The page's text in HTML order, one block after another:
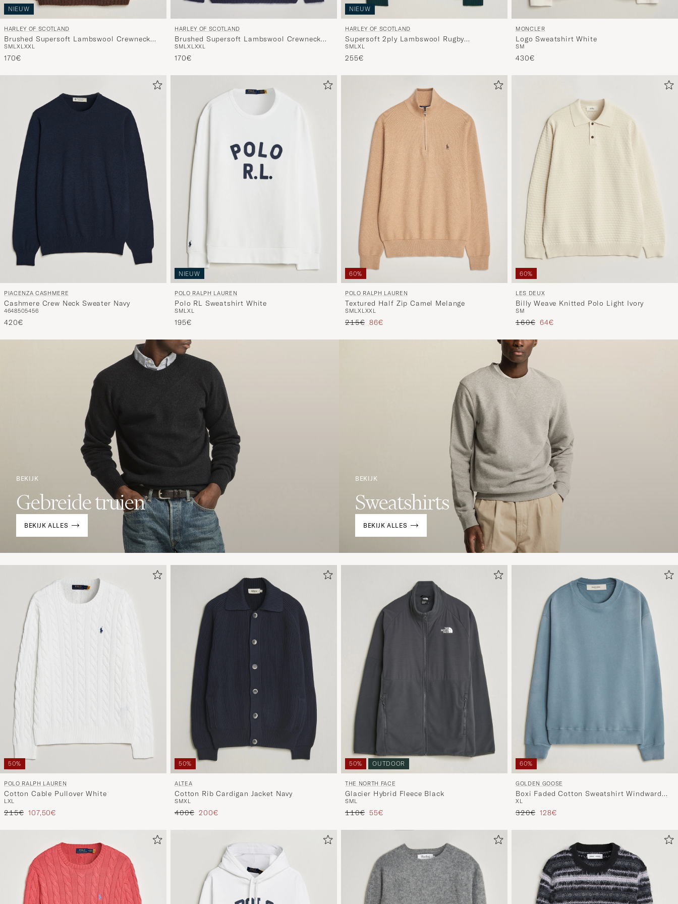
NIEUW
HARLEY OF SCOTLAND
Brushed Supersoft Lambswool Crewneck
Marron
SMLXL XXL
170€
HARLEY OF SCOTLAND
Brushed Supersoft Lambswool Crewneck
Navy
SMLXL XXL
170€
NIEUW
HARLEY OF SCOTLAND
Supersoft 2ply Lambswool Rugby
Green/Red
SMLXL
255€
MONCLER
Logo Sweatshirt White
SM
430€
PIACENZA CASHMERE
Cashmere Crew Neck Sweater Navy
4648505456
420€
NIEUW
POLO RALPH LAUREN
Polo RL Sweatshirt White
SMLXL
195€
60%
POLO RALPH LAUREN
Textured Half Zip Camel Melange
SMLXLXXL
Reguliere prijs
215€ Verlaagd prijs
86€
60%
LES DEUX
Billy Weave Knitted Polo Light Ivory
SM
Reguliere prijs
160€ Verlaagd prijs
64€
50%
POLO RALPH LAUREN
Cotton Cable Pullover White
L XL
Reguliere prijs
215€ Verlaagd prijs
107,50€
50%
ALTEA
Cotton Rib Cardigan Jacket Navy
SMXL
Reguliere prijs
400€ Verlaagd prijs
200€
50% OUTDOOR
THE NORTH FACE
Glacier Hybrid Fleece Black
SML
Reguliere prijs
110€ Verlaagd prijs
55€
60%
GOLDEN GOOSE
Boxi Faded Cotton Sweatshirt Windward
Blue
XL
Reguliere prijs
320€ Verlaagd prijs
128€
Gebreide truien
BEKIJK
BEKIJK ALLES
Sweatshirts
BEKIJK
BEKIJK ALLES